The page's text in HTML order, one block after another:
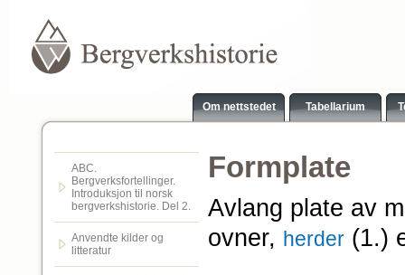
Om nettstedet Tabellarium
ABC.
Bergverksfortellinger.
Introduksjon til norsk
bergverkshistorie. Del 2.
Anvendte kilder og
litteratur
Formplate
Avlang plate av
ovner, herder (1.)